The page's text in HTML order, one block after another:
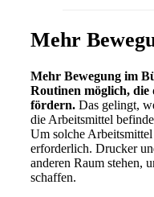
Mehr
Mehr Bewegung im
Routinen möglich, die
fördern. Das gelingt,
die Arbeitsmittel
Um solche
erforderlich. Drucker
anderen Raum stehen,
schaffen.